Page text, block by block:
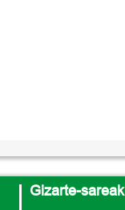
Gizarte-sareak